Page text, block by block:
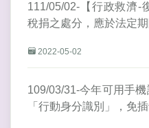
111/05/02-【行政救濟-
稅捐之處分，應於法定
2022-05-02
109/03/31-今年可用手
「行動身分識別」，免